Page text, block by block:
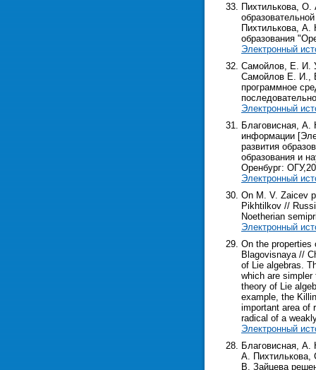
Пихтилькова, О.
Пихтилькова, А.
образования
Электронный
Самойлов, Е. И.
Самойлов Е. И.,
программное
Электронный
Благовисная, А.
информации
развития
образования и
Оренбург:
Электронный
On M. V. Zaicev
Pikhtilkov //
Noetherian
Электронный
On the
Blagovisnaya //
of Lie algebras.
which are
theory of Lie
example, the
important area of
radical of a
Электронный
Благовисная,
А. Пихтилькова,
В. Зайцева